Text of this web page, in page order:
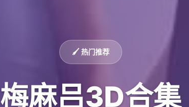
🖌️ 热门推荐
梅麻吕3D合集